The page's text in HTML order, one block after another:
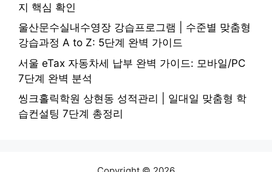
지 핵심 확인
울산문수실내수영장 강습프로그램 | 수준별 맞춤형
강습과정 A to Z: 5단계 완벽 가이드
서울 eTax 자동차세 납부 완벽 가이드: 모바일/PC
7단계 완벽 분석
씽크홀릭학원 상현동 성적관리 | 일대일 맞춤형 학
습컨설팅 7단계 총정리